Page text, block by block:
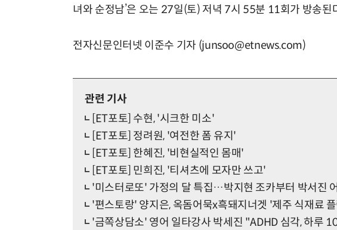
녀와 순정남’은 오는 27일(토) 저녁 7시 55분 11회가 방송된
전자신문인터넷 이준수 기자 (junsoo@etnews.com)
관련 기사
[ET포토] 수현, '시크한 미소'
[ET포토] 정려원, '여전한 폼 유지'
[ET포토] 한혜진, '비현실적인 몸매'
[ET포토] 민희진, '티셔츠에 모자만 쓰고'
'미스터로또' 가정의 달 특집…박지현 조카부터 박서진
'편스토랑' 양지은, 옥돔어묵x흑돼지너겟 '제주 식재료
'금쪽상담소' 영어 일타강사 박세진 "ADHD 심각, 하루